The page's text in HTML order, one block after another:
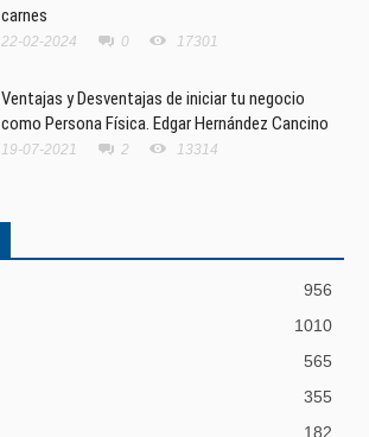
carnes
22-02-2024 0 17301
Ventajas y Desventajas de iniciar tu negocio
como Persona Física. Edgar Hernández Cancino
19-07-2021 2 13314
956
1010
565
355
182